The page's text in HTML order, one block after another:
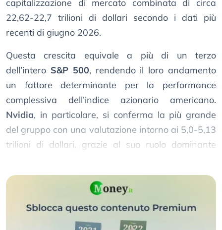
capitalizzazione di mercato combinata di circa
22,62-22,7 trilioni di dollari secondo i dati più
recenti di giugno 2026.
Questa crescita equivale a più di un terzo
dell’intero S&P 500, rendendo il loro andamento
un fattore determinante per la performance
complessiva dell’indice azionario americano.
Nvidia, in particolare, si conferma la più grande
del gruppo con una valutazione intorno ai 5,0-5,13
trilioni di dollari, grazie al suo ruolo dominante